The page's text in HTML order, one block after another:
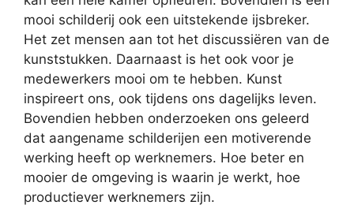
mooi schilderij ook een uitstekende ijsbreker.
Het zet mensen aan tot het discussiëren van de
kunststukken. Daarnaast is het ook voor je
medewerkers mooi om te hebben. Kunst
inspireert ons, ook tijdens ons dagelijks leven.
Bovendien hebben onderzoeken ons geleerd
dat aangename schilderijen een motiverende
werking heeft op werknemers. Hoe beter en
mooier de omgeving is waarin je werkt, hoe
productiever werknemers zijn.